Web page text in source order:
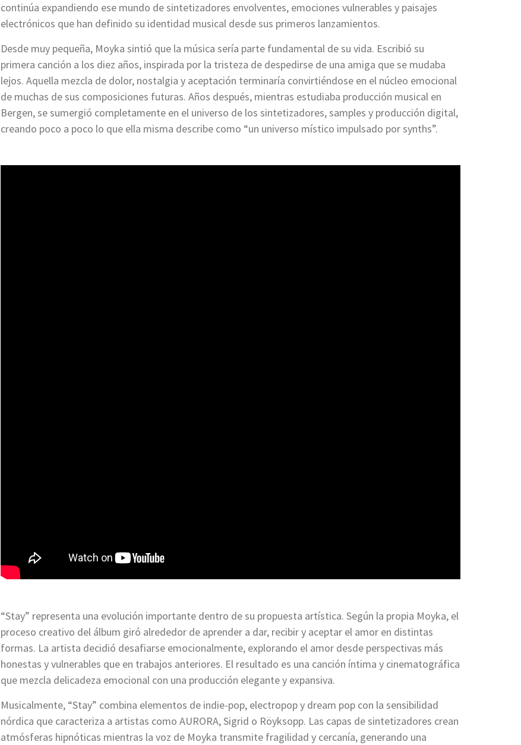
continúa expandiendo ese mundo de sintetizadores envolventes, emociones vulnerables y paisajes
electrónicos que han definido su identidad musical desde sus primeros lanzamientos.
Desde muy pequeña, Moyka sintió que la música sería parte fundamental de su vida. Escribió su
primera canción a los diez años, inspirada por la tristeza de despedirse de una amiga que se mudaba
lejos. Aquella mezcla de dolor, nostalgia y aceptación terminaría convirtiéndose en el núcleo emocional
de muchas de sus composiciones futuras. Años después, mientras estudiaba producción musical en
Bergen, se sumergió completamente en el universo de los sintetizadores, samples y producción digital,
creando poco a poco lo que ella misma describe como “un universo místico impulsado por synths”.
“Stay” representa una evolución importante dentro de su propuesta artística. Según la propia Moyka, el
proceso creativo del álbum giró alrededor de aprender a dar, recibir y aceptar el amor en distintas
formas. La artista decidió desafiarse emocionalmente, explorando el amor desde perspectivas más
honestas y vulnerables que en trabajos anteriores. El resultado es una canción íntima y cinematográfica
que mezcla delicadeza emocional con una producción elegante y expansiva.
Musicalmente, “Stay” combina elementos de indie-pop, electropop y dream pop con la sensibilidad
nórdica que caracteriza a artistas como AURORA, Sigrid o Röyksopp. Las capas de sintetizadores crean
atmósferas hipnóticas mientras la voz de Moyka transmite fragilidad y cercanía, generando una